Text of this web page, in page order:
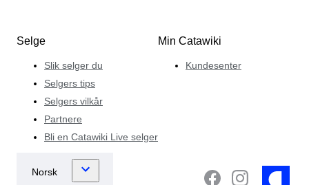
Selge
Slik selger du
Selgers tips
Selgers vilkår
Partnere
Bli en Catawiki Live selger
Min Catawiki
Kundesenter